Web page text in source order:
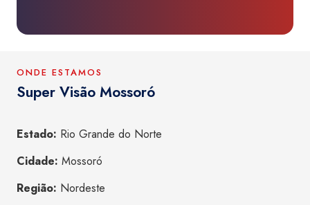
ONDE ESTAMOS
Super Visão Mossoró
Estado: Rio Grande do Norte
Cidade: Mossoró
Região: Nordeste